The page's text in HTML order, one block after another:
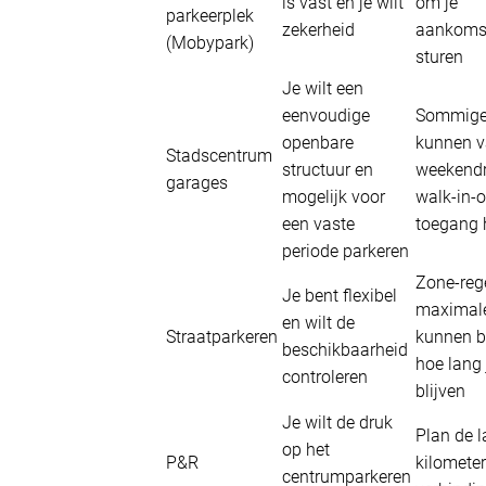
parkeerplek
(Mobypark)
zekerheid
sturen
Stadscentrum
garages
Je wilt een
eenvoudige
openbare
structuur en
mogelijk voor
een vaste
periode parkeren
kunnen
walk-in-
toegang
Straatparkeren
Je bent flexibel
en wilt de
beschikbaarheid
controleren
Zone-
kunnen
hoe
blijven
P&R
Je wilt de druk
op het
centrumparkeren
Plan de
kilometer